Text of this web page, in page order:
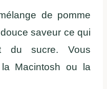
de pomme
saveur ce qui
du sucre. Vous
Macintosh ou la